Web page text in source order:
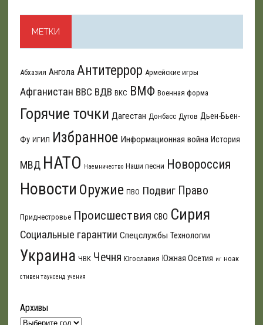
МЕТКИ
Абхазия Ангола Антитеррор Армейские игры
Афганистан ВВС ВДВ ВКС ВМФ Военная форма
Горячие точки Дагестан Донбасс Дутов Дьен-Бьен-
Фу ИГИЛ Избранное Информационная война История
МВД НАТО Наемничество Наши песни Новороссия
Новости Оружие ПВО Подвиг Право
Приднестровье Происшествия СВО Сирия
Социальные гарантии Спецслужбы Технологии
Украина ЧВК Чечня Югославия Южная Осетия иг ноак
стивен таунсенд учения
Архивы